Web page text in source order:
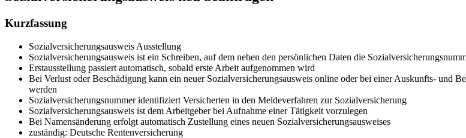
Kurzfassung
Sozialversicherungsausweis Ausstellung
Sozialversicherungsausweis ist ein Schreiben, auf dem neben den persönlichen Daten die
Erstausstellung passiert automatisch, sobald erste Arbeit aufgenommen wird
Bei Verlust oder Beschädigung kann ein neuer Sozialversicherungsausweis online oder bei einer Auskunfts- und
werden
Sozialversicherungsnummer identifiziert Versicherten in den Meldeverfahren zur Sozialversicherung
Sozialversicherungsausweis ist dem Arbeitgeber bei Aufnahme einer Tätigkeit vorzulegen
Bei Namensänderung erfolgt automatisch Zustellung eines neuen Sozialversicherungsausweises
zuständig: Deutsche Rentenversicherung